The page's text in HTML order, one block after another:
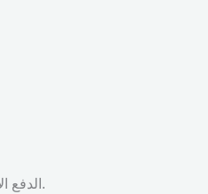
الدفع الإلكتروني (فيزا – باي بال – تحويل).